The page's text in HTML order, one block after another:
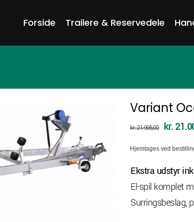
Forside Trailere & Reservedele
Variant
kr.21.995,00
Den
var:
kr.
kr.
Hjemtages ved
Ekstra udstyr
El-spil komplet
Surringsbeslag,